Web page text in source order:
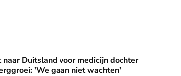
voor medicijn dochter Nellie met dwerggroei:
naar Duitsland voor medicijn dochter
'We gaan niet wachten'